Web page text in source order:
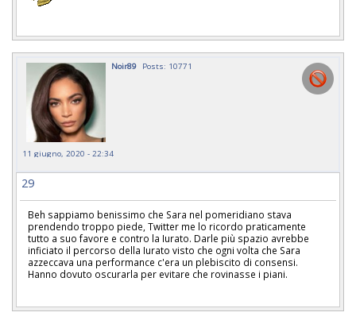
Noir89 Posts: 10771
11 giugno, 2020 - 22:34
29
Beh sappiamo benissimo che Sara nel pomeridiano stava
prendendo troppo piede, Twitter me lo ricordo praticamente
tutto a suo favore e contro la Iurato. Darle più spazio avrebbe
inficiato il percorso della Iurato visto che ogni volta che Sara
azzeccava una performance c'era un plebiscito di consensi.
Hanno dovuto oscurarla per evitare che rovinasse i piani.